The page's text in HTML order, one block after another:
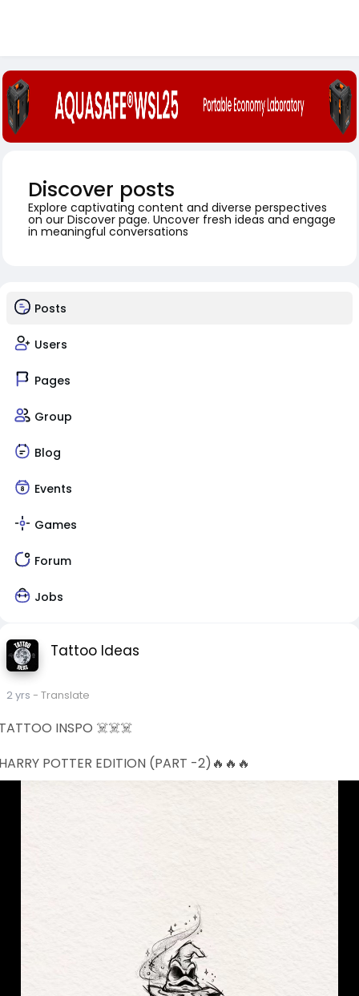
Discover posts
Explore captivating content and diverse perspectives
on our Discover page. Uncover fresh ideas and engage
in meaningful conversations
Posts
Users
Pages
Group
Blog
Events
Games
Forum
Jobs
Tattoo Ideas
2 yrs - Translate
INSPO ☠️☠️☠️
POTTER EDITION (PART -2)🔥🔥🔥